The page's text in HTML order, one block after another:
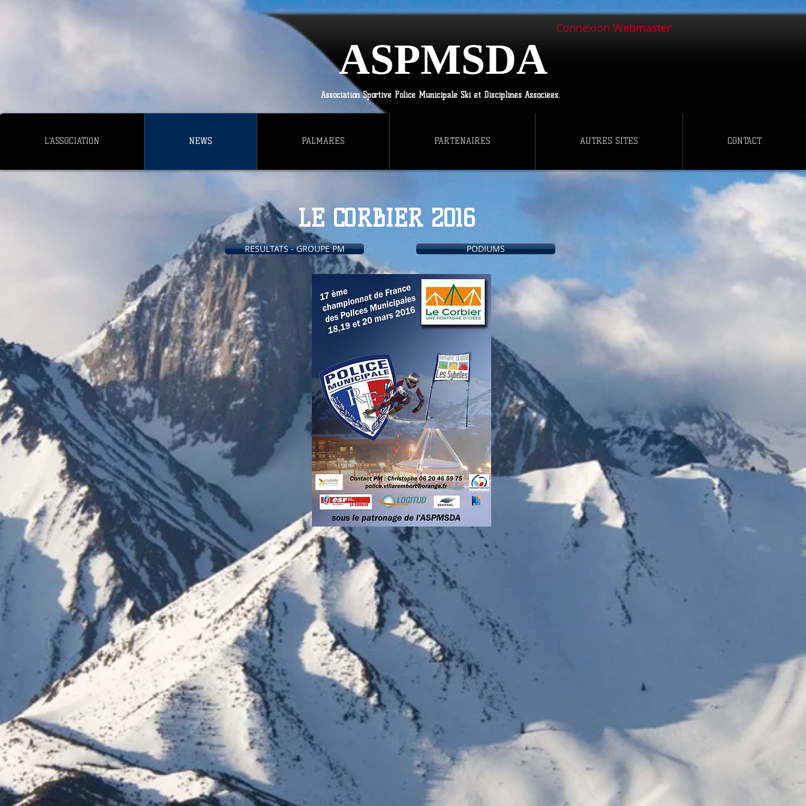
Association Sportive Police Municipale Ski et Disciplines Associées.
Connexion Webmaster
L'ASSOCIATION NEWS PALMARES PARTENAIRES AUTRES SITES CONTACT
ASPMSDA
LE CORBIER 2016
RESULTATS - GROUPE PM PODIUMS